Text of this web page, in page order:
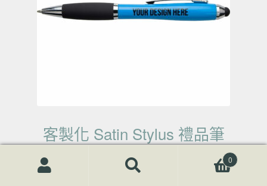
客製化 Satin Stylus 禮品筆
查看內容
搜尋關鍵字:
0